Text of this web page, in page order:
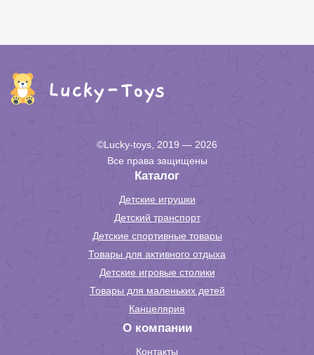
©Lucky-toys, 2019 — 2026
Все права защищены
Каталог
Детские игрушки
Детский транспорт
Детские спортивные товары
Товары для активного отдыха
Детские игровые столики
Товары для маленьких детей
Канцелярия
О компании
Контакты